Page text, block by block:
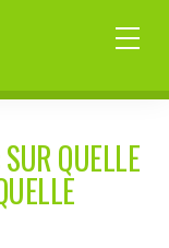
SUR QUELLE